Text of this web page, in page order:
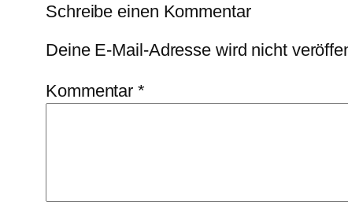
Schreibe einen Kommentar
Deine E-Mail-Adresse wird nicht
Kommentar*